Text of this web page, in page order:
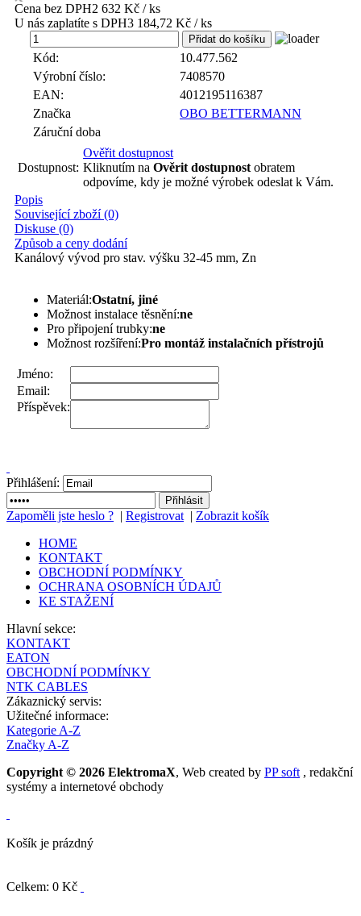
Cena bez DPH2 632 Kč / ks
U nás zaplatíte s DPH3 184,72 Kč / ks
Kód:
10.477.562
Výrobní číslo:
7408570
EAN:
4012195116387
Značka
OBO BETTERMANN
Záruční doba
Dostupnost:
Ověřit dostupnost
Kliknutím na Ověrit dostupnost obratem
odpovíme, kdy je možné výrobek odeslat k Vám.
Popis
Související zboží (0)
Diskuse (0)
Způsob a ceny dodání
Kanálový vývod pro stav. výšku 32-45 mm, Zn
Materiál:Ostatní, jiné
Možnost instalace těsnění:ne
Pro připojení trubky:ne
Možnost rozšíření:Pro montáž instalačních přístrojů
Jméno:
Email:
Příspěvek:
Přihlášení:
Zapoměli jste heslo ? | Registrovat | Zobrazit košík
HOME
KONTAKT
OBCHODNÍ PODMÍNKY
OCHRANA OSOBNÍCH ÚDAJŮ
KE STAŽENÍ
Hlavní sekce:
KONTAKT
EATON
OBCHODNÍ PODMÍNKY
NTK CABLES
Zákaznický servis:
Užitečné informace:
Kategorie A-Z
Značky A-Z
Copyright © 2026 ElektromaX, Web created by PP soft , redakční
systémy a internetové obchody
Košík je prázdný
Celkem: 0 Kč